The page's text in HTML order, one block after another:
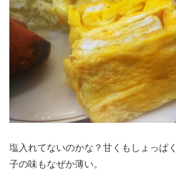
塩入れてないのかな？甘くもしょっぱ
子の味もなぜか薄い。